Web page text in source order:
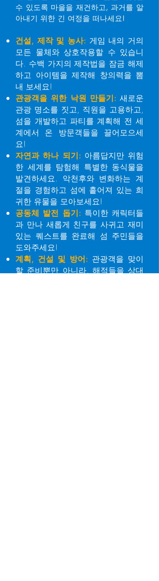
수 있도록 마을을 재건하고, 과거를 알
아내기 위한 긴 여정을 떠나세요!
건설, 제작 및 농사: 게임 내의 거의
모든 물체와 상호작용할 수 있습니
다. 수백 가지의 제작법을 잠금 해제
하고 아이템을 제작해 창의력을 뽐
내 보세요!
관광객을 위한 낙원 만들기: 새로운
관광 명소를 짓고, 직원을 고용하고,
섬을 개발하고 파티를 계획해 전 세
계에서 온 방문객들을 끌어모으세
요!
자연과 하나 되기: 아름답지만 위험
한 세계를 탐험해 특별한 동식물을
발견하세요. 악천후와 변화하는 계
절을 경험하고 섬에 흩어져 있는 희
귀한 유물을 모아보세요!
공동체 발전 돕기: 특이한 캐릭터들
과 만나 새롭게 친구를 사귀고 재미
있는 퀘스트를 완료해 섬 주민들을
도와주세요!
계획, 건설 및 방어: 관광객을 맞이
할 준비뿐만 아니라, 해적들을 상대